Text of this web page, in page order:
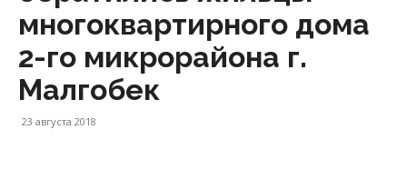
многоквартирного дома
2-го микрорайона г.
Малгобек
23 августа 2018